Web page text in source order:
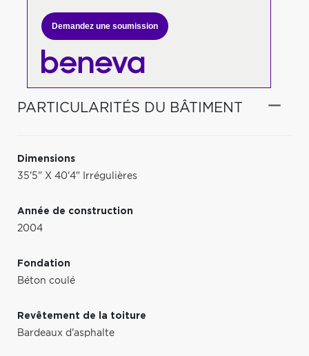
Demandez une soumission
PARTICULARITÉS DU BÂTIMENT
Dimensions
35'5" X 40'4" Irrégulières
Année de construction
2004
Fondation
Béton coulé
Revêtement de la toiture
Bardeaux d'asphalte